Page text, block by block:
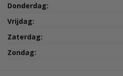
Donderdag:
Vrijdag:
Zaterdag:
Zondag: